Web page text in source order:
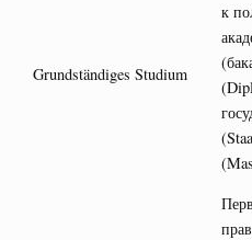
Grundständiges Studium
к